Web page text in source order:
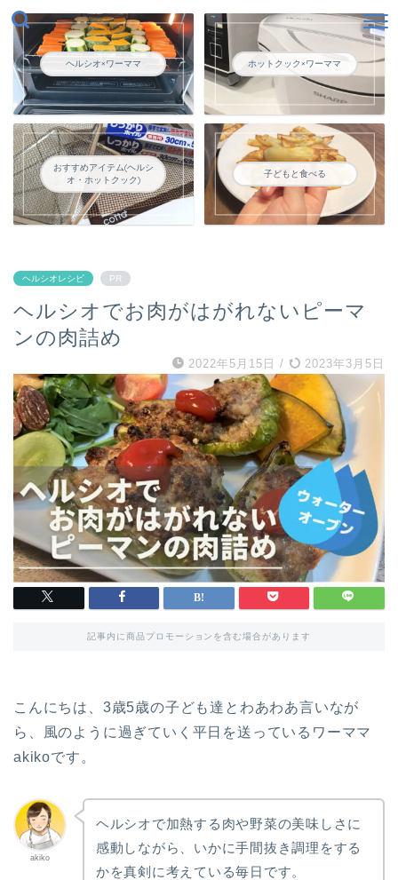
ヘルシオ×ワーママ ホットクック×ワーママ
おすすめアイテム(ヘルシ
オ・ホットクック)
子どもと食べる
ヘルシオレシピ PR
ヘルシオでお肉がはがれないピーマ
ンの肉詰め
2022年5月15日 / 2023年3月5日
記事内に商品プロモーションを含む場合があります
こんにちは、3歳5歳の子ども達とわあわあ言いなが
ら、風のように過ぎていく平日を送っているワーママ
akikoです。
akiko
ヘルシオで加熱する肉や野菜の美味しさに
感動しながら、いかに手間抜き調理をする
かを真剣に考えている毎日です。